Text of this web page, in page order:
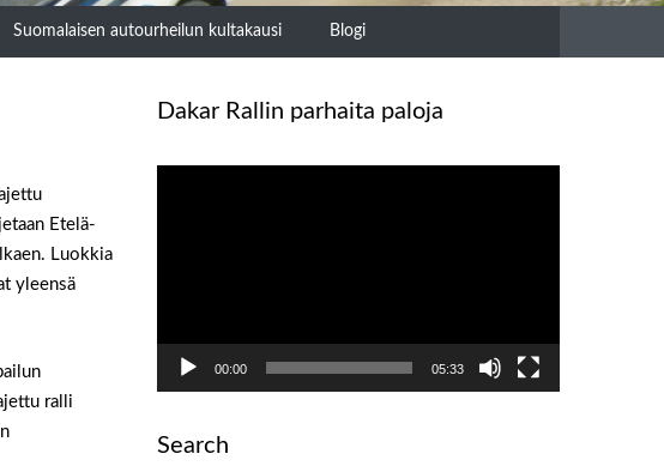
Suomalaisen autourheilun kultakausi Blogi
Etelä-
Luokkia
yleensä
ralli
Dakar Rallin parhaita paloja
00:00 05:33
Search